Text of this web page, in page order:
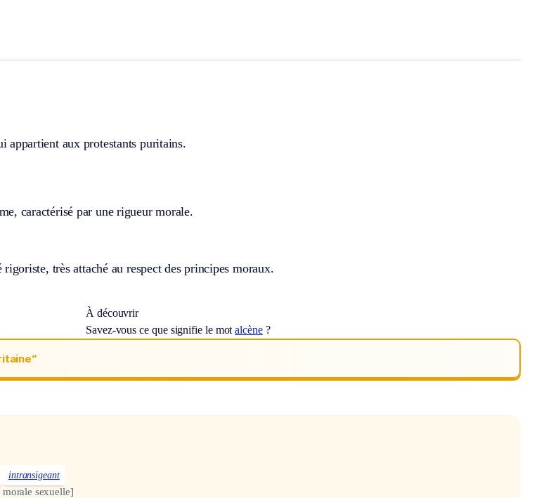
appartient aux protestants puritains.
caractérisé par une rigueur morale.
rigoriste, très attaché au respect des principes moraux.
À découvrir
Savez-vous ce que signifie le motalcène?
intransigeant
sexuelle]